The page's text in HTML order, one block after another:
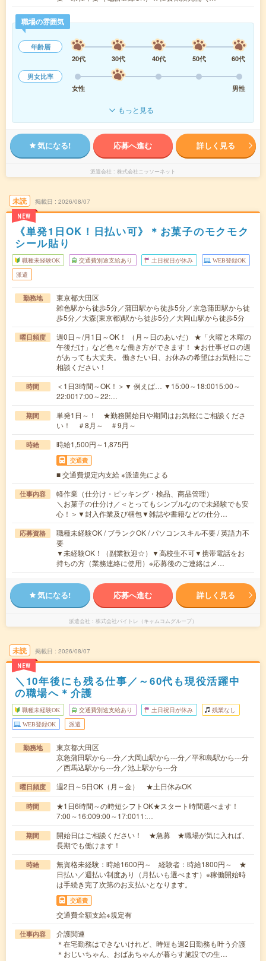
職場の雰囲気
年齢層
20代
30代 40代 50代
60代
男女比率
女性
男性
もっと見る
気になる! 応募へ進む 詳しく見る
派遣会社 株式会社ニッソーネット
未読
NEW
掲載日 2026/08/07
《単発1日OK！日払い可》＊お菓子のモクモク
シール貼り
職種未経験OK 交通費別途支給あり 土日祝日が休み WEB登録OK
派遣
勤務地
東京都大田区
雑色駅から徒歩5分／蒲田駅から徒歩5分／京急蒲田駅から徒
歩5分／大森(東京都)駅から徒歩5分／大岡山駅から徒歩5分
曜日頻度
週0日～/月1日～OK！ （月～日のあいだ） ★「火曜と木曜の
午後だけ」など色々な働き方ができます！ ★お仕事ゼロの週
があっても大丈夫。 働きたい日、お休みの希望はお気軽にご
相談ください！
時間
＜1日3時間～OK！＞▼ 例えば… ▼15:00～18:0015:00～
22:0017:00～22:…
期間
単発1日～！ ★勤務開始日や期間はお気軽にご相談くださ
い！ ＃8月～ ＃9月～
時給 時給1,500円～1,875円
交通費
■ 交通費規定内支給 ※派遣先による
仕事内容
軽作業（仕分け・ピッキング・検品、商品管理）
＼お菓子の仕分け／＜とってもシンプルなので未経験でも安
心！＞▼封入作業及び梱包▼雑誌や書籍などの仕分…
応募資格
職種未経験OK / ブランクOK / パソコンスキル不要 / 英語力不
要
▼未経験OK！（副業歓迎☆）▼高校生不可▼携帯電話をお
持ちの方（業務連絡に使用）※応募後のご連絡はメ…
気になる! 応募へ進む 詳しく見る
派遣会社 株式会社バイトレ（キャムコムグループ）
未読
NEW
掲載日 2026/08/07
＼10年後にも残る仕事／～60代も現役活躍中
の職場へ＊介護
職種未経験OK 交通費別途支給あり 土日祝日が休み 残業なし
WEB登録OK 派遣
勤務地
東京都大田区
京急蒲田駅から---分／大岡山駅から---分／平和島駅から---分
／西馬込駅から---分／池上駅から---分
曜日頻度 週2日～5日OK（月～金） ★土日休みOK
時間
★1日6時間～の時短シフトOK★スタート時間選べます！
7:00～16:009:00～17:0011:…
期間
開始日はご相談ください！ ★急募 ★職場が気に入れば、
長期でも働けます！
時給
無資格未経験：時給1600円～ 経験者：時給1800円～ ★
日払い／週払い制度あり（月払いも選べます）※稼働開始時
は手続き完了次第のお支払いとなります。
交通費
交通費全額支給※規定有
仕事内容
介護関連
＊在宅勤務はできないけれど、時短も週2日勤務も叶う介護
＊おじいちゃん、おばあちゃんが暮らす施設での生…